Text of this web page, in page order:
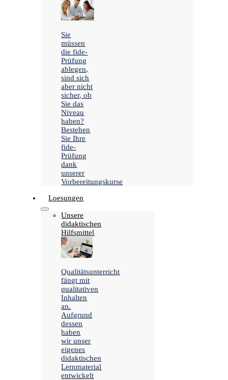
Sie
müssen
die fide-
Prüfung
ablegen,
sind sich
aber nicht
sicher, ob
Sie das
Niveau
haben?
Bestehen
Sie Ihre
fide-
Prüfung
dank
unserer
Vorbereitungskurse
Loesungen
Unsere
didaktischen
Hilfsmittel
Qualitätsunterricht
fängt mit
qualitativen
Inhalten
an.
Aufgrund
dessen
haben
wir unser
eigenes
didaktischen
Lernmaterial
entwickelt